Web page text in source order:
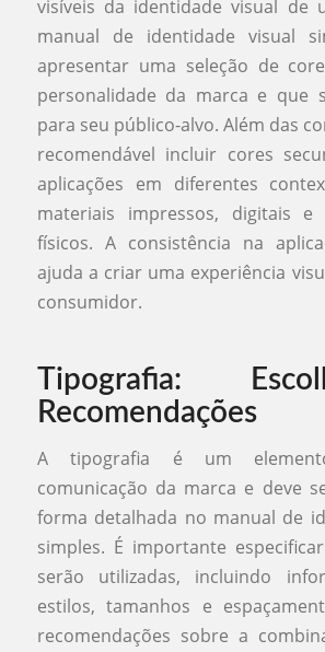
visíveis da identidade visual de
manual de identidade visual
apresentar uma seleção de
personalidade da marca e que
para seu público-alvo. Além das
recomendável incluir cores
aplicações em diferentes
materiais impressos, digitais e
físicos. A consistência na
ajuda a criar uma experiência
consumidor.
Tipografia:
Recomendações
A tipografia é um
comunicação da marca e deve
forma detalhada no manual de
simples. É importante
serão utilizadas, incluindo
estilos, tamanhos e
recomendações sobre a